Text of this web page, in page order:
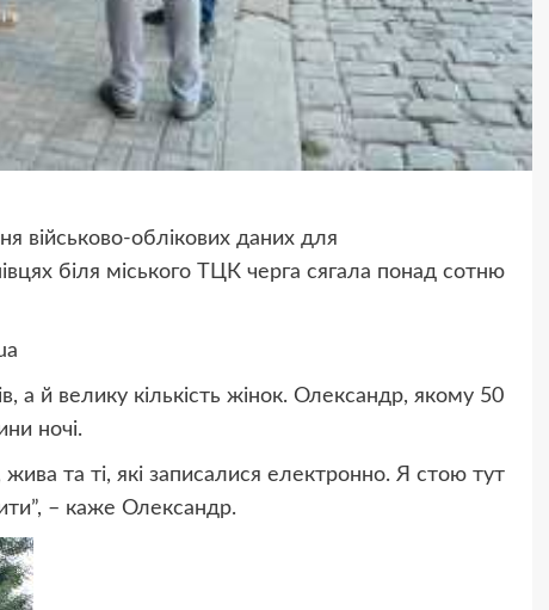
військово-облікових даних для
біля міського ТЦК черга сягала понад сотню
а й велику кількість жінок. Олександр, якому 50
ночі.
та ті, які записалися електронно. Я стою тут
– каже Олександр.